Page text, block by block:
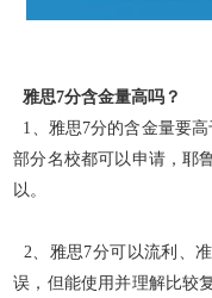
雅思7分含金量高吗？
1、雅思7分的含金量要
部分名校都可以申请，耶
以。
2、雅思7分可以流利、
误，但能使用并理解比较